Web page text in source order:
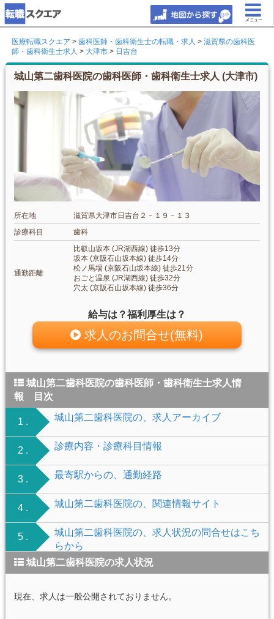
メニュー
医療転職スクエア > 歯科医師・歯科衛生士の転職・求人 > 滋賀県の歯科医
師・歯科衛生士求人 > 大津市 > 日吉台
城山第二歯科医院の歯科医師・歯科衛生士求人 (大津市)
所在地
滋賀県大津市日吉台２－１９－１３
診療科目
歯科
通勤距離
比叡山坂本 (JR湖西線) 徒歩13分
坂本 (京阪石山坂本線) 徒歩14分
松ノ馬場 (京阪石山坂本線) 徒歩21分
おごと温泉 (JR湖西線) 徒歩32分
穴太 (京阪石山坂本線) 徒歩36分
給与は？福利厚生は？
求人のお問合せ(無料)
城山第二歯科医院の歯科医師・歯科衛生士求人情
報 目次
1 . 城山第二歯科医院の、求人アーカイブ
2 . 診療内容・診療科目情報
3 . 最寄駅からの、通勤経路
4 . 城山第二歯科医院の、関連情報サイト
5 .
城山第二歯科医院の、求人状況の問合せはこち
らから
城山第二歯科医院の求人状況
現在、求人は一般公開されておりません。